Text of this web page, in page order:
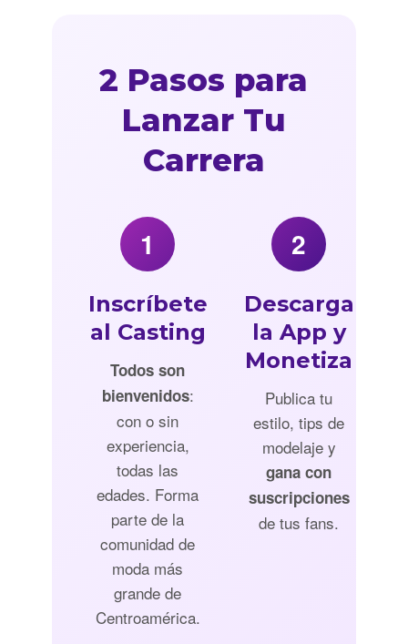
2 Pasos para
Lanzar Tu
Carrera
1
Inscríbete
al Casting
Todos son
bienvenidos:
con o sin
experiencia,
todas las
edades. Forma
parte de la
comunidad de
moda más
grande de
Centroamérica.
2
Descarga
la App y
Monetiza
Publica tu
estilo, tips de
modelaje y
gana con
suscripciones
de tus fans.